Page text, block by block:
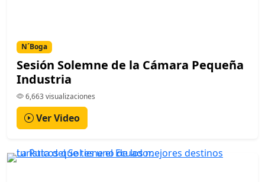
N´Boga
Sesión Solemne de la Cámara Pequeña
Industria
6,663 visualizaciones
Ver Video